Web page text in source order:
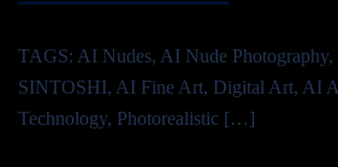
TAGS: AI Nudes, AI Nude Photography,
SINTOSHI, AI Fine Art, Digital Art, AI
Technology, Photorealistic […]